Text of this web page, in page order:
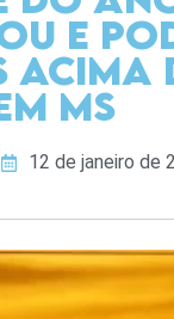
e
acima
MS
12 de janeiro de